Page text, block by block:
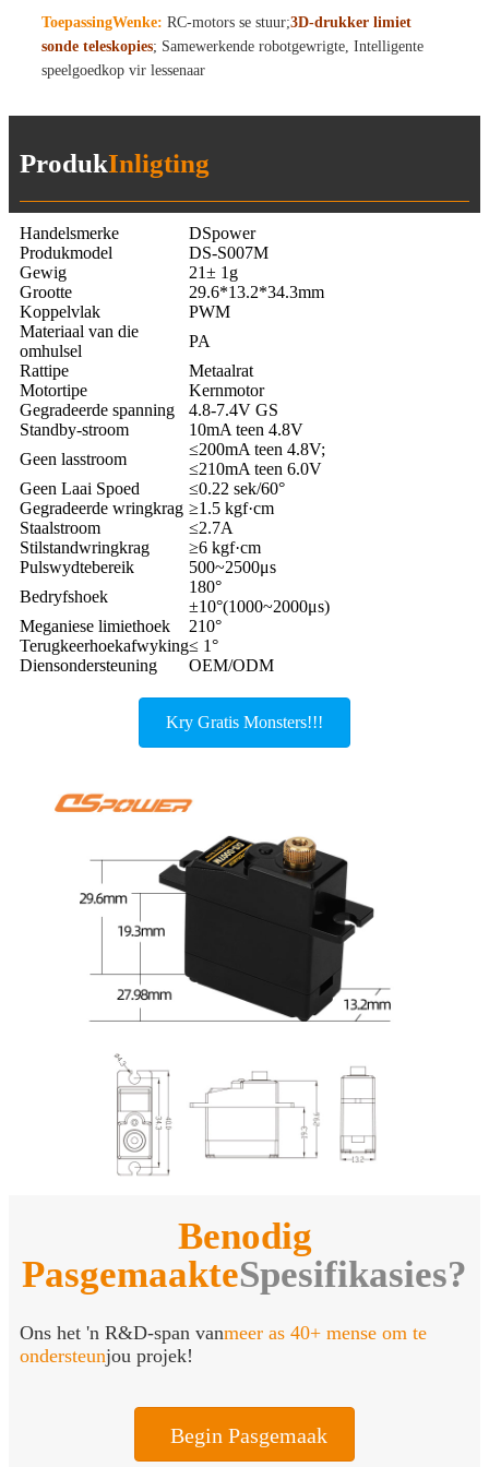
ToepassingWenke: RC-motors se stuur;3D-drukker limiet
sonde teleskopies; Samewerkende robotgewrigte, Intelligente
speelgoedkop vir lessenaar
ProdukInligting
Handelsmerke
DSpower
Produkmodel
DS-S007M
Gewig
21± 1g
Grootte
29.6*13.2*34.3mm
Koppelvlak
PWM
Materiaal van die
omhulsel
PA
Rattipe
Metaalrat
Motortipe
Kernmotor
Gegradeerde spanning
4.8-7.4V GS
Standby-stroom
10mA teen 4.8V
Geen lasstroom
≤200mA teen 4.8V;
≤210mA teen 6.0V
Geen Laai Spoed
≤0.22 sek/60°
Gegradeerde wringkrag ≥1.5 kgf·cm
Staalstroom
≤2.7A
Stilstandwringkrag
≥6 kgf·cm
Pulswydtebereik
500~2500μs
Bedryfshoek
180°
±10°(1000~2000μs)
Meganiese limiethoek
210°
Terugkeerhoekafwyking≤ 1°
Diensondersteuning
OEM/ODM
Kry Gratis Monsters!!!
Benodig
PasgemaakteSpesifikasies?
Ons het 'n R&D-span vanmeer as 40+ mense om te
ondersteunjou projek!
Begin Pasgemaak